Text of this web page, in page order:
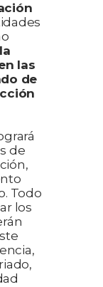
las
de
de
Todo
los